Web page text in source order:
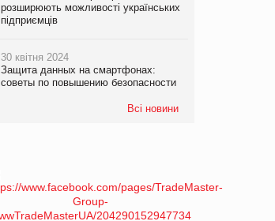
розширюють можливості українських
підприємців
30 квітня 2024
Защита данных на смартфонах:
советы по повышению безопасности
Всі новини